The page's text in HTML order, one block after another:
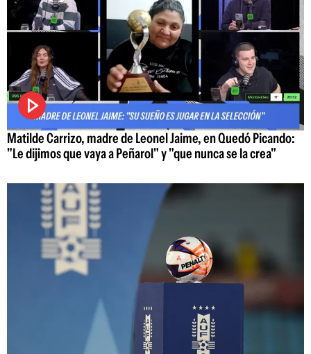
Matilde Carrizo, madre de Leonel Jaime, en Quedó Picando:
"Le dijimos que vaya a Peñarol" y "que nunca se la crea"